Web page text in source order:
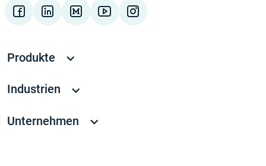
Produkte
Industrien
Unternehmen